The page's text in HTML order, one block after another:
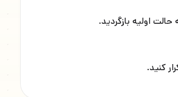
حالت اولیه بازگردید.
کنید.